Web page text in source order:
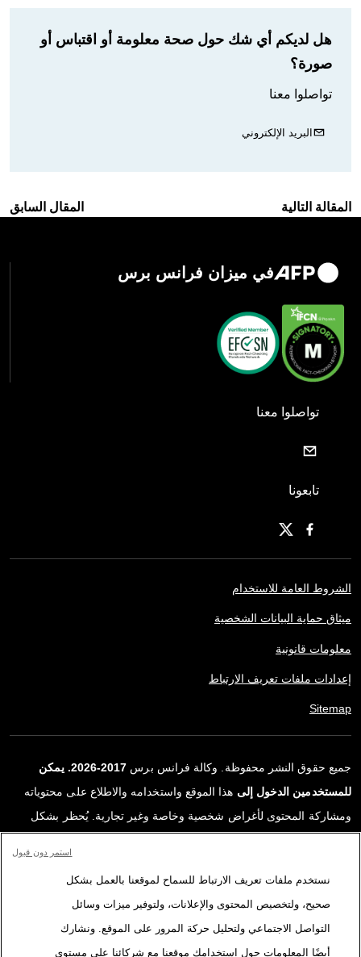
هل لديكم أي شك حول صحة معلومة أو اقتباس أو
صورة؟
تواصلوا معنا
البريد الإلكتروني
المقالة التالية المقال السابق
في ميزان فرانس برس
تواصلوا معنا
تابعونا
الشروط العامة للاستخدام
ميثاق حماية البيانات الشخصية
معلومات قانونية
إعدادات ملفات تعريف الارتباط
Sitemap
جميع حقوق النشر محفوظة. وكالة فرانس برس
2017-2026. يمكن
للمستخدمين الدخول إلى هذا الموقع واستخدامه والاطلاع على محتوياته
ومشاركة المحتوى لأغراض شخصية وخاصة وغير تجارية. يُحظر بشكل
ترخيص محددة موقعة مع وكالة فرانس برس. المواد والروابط الواردة في
التقارير، والتي لم تنتجها وكالة فرانس برس، مستخدمة فقط وبالقدر
اللازم كعناصر إثبات لمحتوى هذه التقارير. لم تحصل فرانس برس على أي
نستخدم ملفات تعريف الارتباط للسماح لموقعنا بالعمل بشكل
صحيح، ولتخصيص المحتوى والإعلانات، ولتوفير ميزات وسائل
التواصل الاجتماعي ولتحليل حركة المرور على الموقع. ونشارك
أيضًا المعلومات حول استخدامك موقعنا مع شركائنا على مستوى
استمر دون قبول